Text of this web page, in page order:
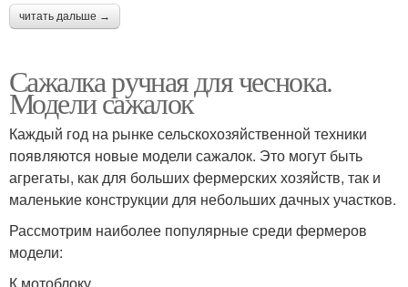
читать дальше →
Сажалка ручная для чеснока.
Модели сажалок
Каждый год на рынке сельскохозяйственной техники
появляются новые модели сажалок. Это могут быть
агрегаты, как для больших фермерских хозяйств, так и
маленькие конструкции для небольших дачных участков.
Рассмотрим наиболее популярные среди фермеров
модели: